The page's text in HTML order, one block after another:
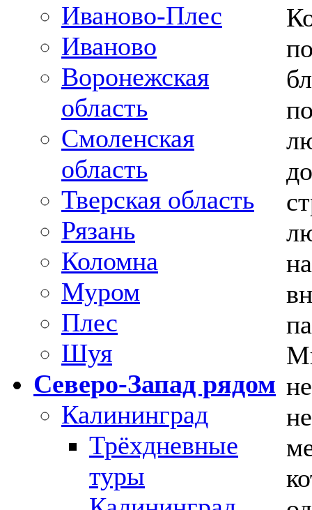
Иваново-Плес
Иваново
Воронежская
область
Смоленская
область
Тверская область
Рязань
Коломна
Муром
Плес
Шуя
Северо-Запад рядом
Калининград
Трёхдневные
туры